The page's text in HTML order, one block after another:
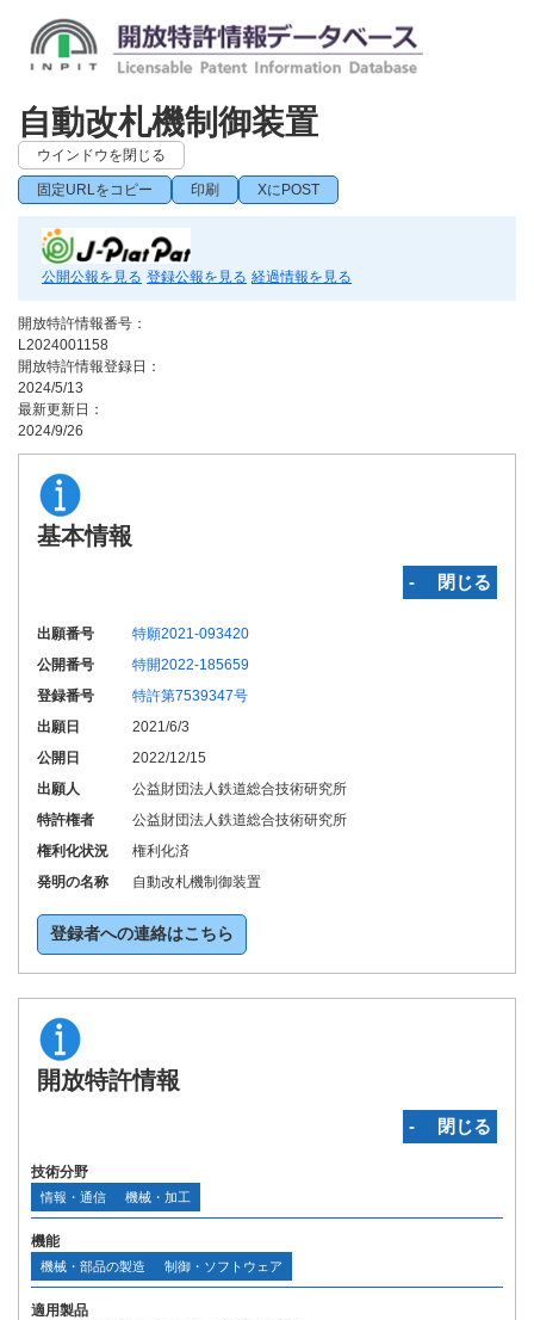
自動改札機制御装置
ウインドウを閉じる
固定URLをコピー 印刷 XにPOST
公開公報を見る 登録公報を見る 経過情報を見る
開放特許情報番号：
L2024001158
開放特許情報登録日：
2024/5/13
最新更新日：
2024/9/26
基本情報
‐ 閉じる
出願番号
特願2021-093420
公開番号
特開2022-185659
登録番号
特許第7539347号
出願日
2021/6/3
公開日
2022/12/15
出願人
公益財団法人鉄道総合技術研究所
特許権者
公益財団法人鉄道総合技術研究所
権利化状況
権利化済
発明の名称
自動改札機制御装置
登録者への連絡はこちら
開放特許情報
‐ 閉じる
技術分野
情報・通信 機械・加工
機能
機械・部品の製造 制御・ソフトウェア
適用製品